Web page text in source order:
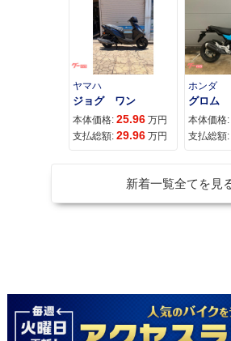
ヤマハ
ジョグ ワン
本体価格: 25.96 万円
支払総額: 29.96 万円
ホンダ
グロム
本体価格:
支払総額:
新着一覧全てを見